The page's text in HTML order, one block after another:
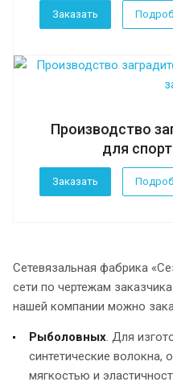
Заказать
Производство
для
Заказать
Сетевязальная фабрика
сети по чертежам
нашей компании можно
Рыболовных. Для
синтетические
мягкостью и